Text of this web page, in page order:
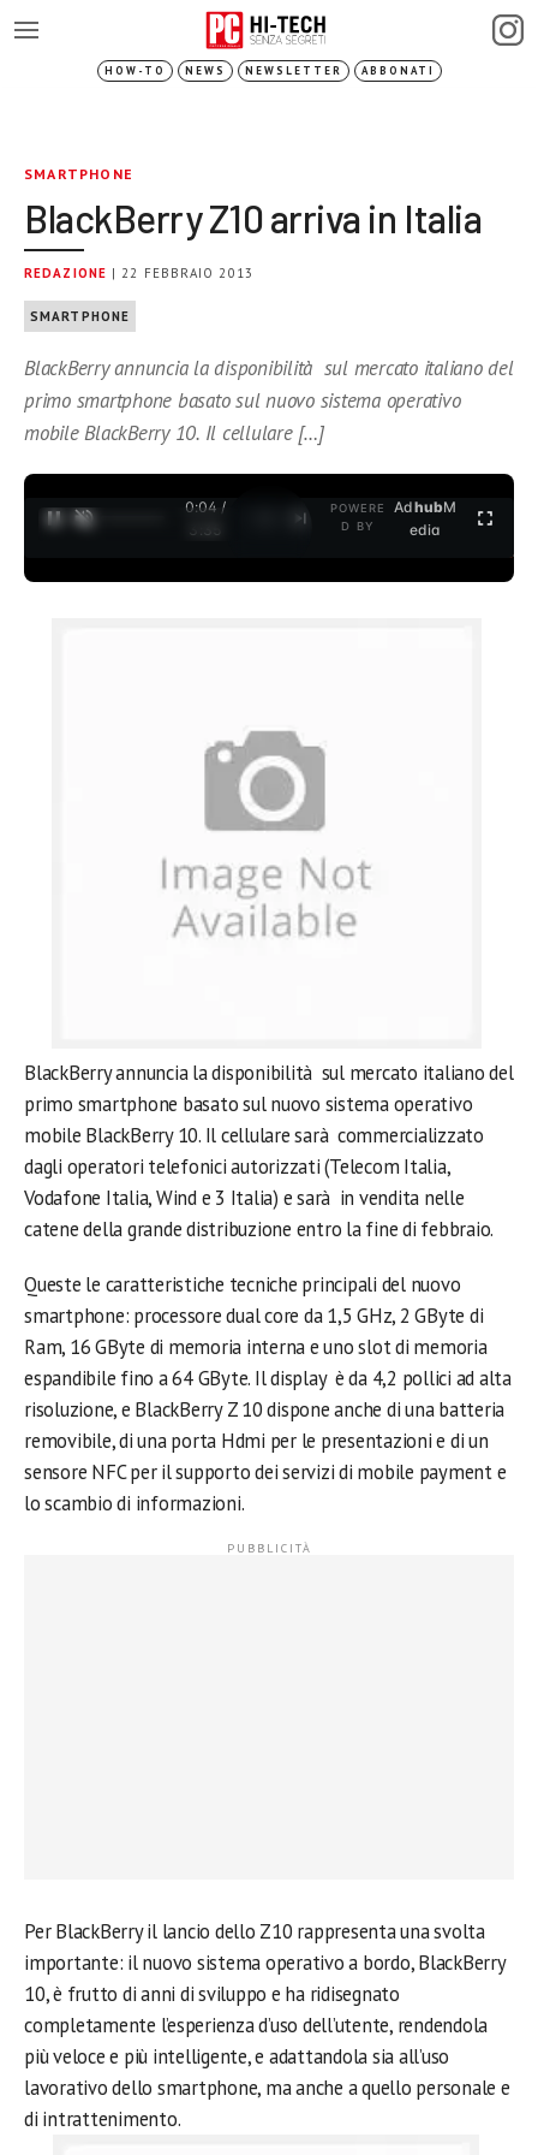
HOW-TO NEWS NEWSLETTER ABBONATI
SMARTPHONE
BlackBerry Z10 arriva in Italia
REDAZIONE | 22 FEBBRAIO 2013
SMARTPHONE
BlackBerry annuncia la disponibilità sul mercato italiano del
primo smartphone basato sul nuovo sistema operativo
mobile BlackBerry 10. Il cellulare […]
0:04 /
3:35
POWERE
D BY
AdhubM
edia
BlackBerry annuncia la disponibilità sul mercato italiano del
primo smartphone basato sul nuovo sistema operativo
mobile BlackBerry 10. Il cellulare sarà commercializzato
dagli operatori telefonici autorizzati (Telecom Italia,
Vodafone Italia, Wind e 3 Italia) e sarà in vendita nelle
catene della grande distribuzione entro la fine di febbraio.
Queste le caratteristiche tecniche principali del nuovo
smartphone: processore dual core da 1,5 GHz, 2 GByte di
Ram, 16 GByte di memoria interna e uno slot di memoria
espandibile fino a 64 GByte. Il display è da 4,2 pollici ad alta
risoluzione, e BlackBerry Z 10 dispone anche di una batteria
removibile, di una porta Hdmi per le presentazioni e di un
sensore NFC per il supporto dei servizi di mobile payment e
lo scambio di informazioni.
Per BlackBerry il lancio dello Z10 rappresenta una svolta
importante: il nuovo sistema operativo a bordo, BlackBerry
10, è frutto di anni di sviluppo e ha ridisegnato
completamente l’esperienza d’uso dell’utente, rendendola
più veloce e più intelligente, e adattandola sia all’uso
lavorativo dello smartphone, ma anche a quello personale e
di intrattenimento.